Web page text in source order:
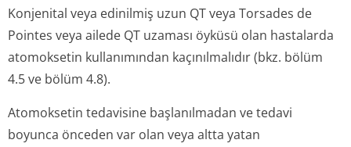
Konjenital veya edinilmiş uzun QT veya Torsades de
Pointes veya ailede QT uzaması öyküsü olan hastalarda
atomoksetin kullanımından kaçınılmalıdır (bkz. bölüm
4.5 ve bölüm 4.8).
Atomoksetin tedavisine başlanılmadan ve tedavi
boyunca önceden var olan veya altta yatan